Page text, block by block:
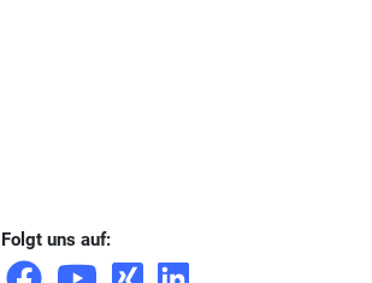
Folgt uns auf: